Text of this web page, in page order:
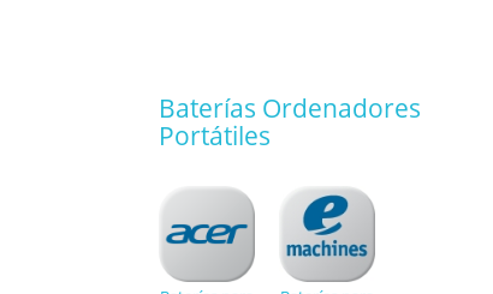
Baterías Ordenadores
Portátiles